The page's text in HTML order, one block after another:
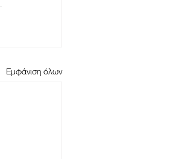
Εμφάνιση όλων